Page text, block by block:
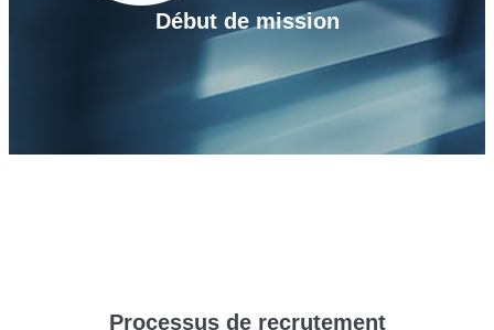
Début de mission
Processus de recrutement